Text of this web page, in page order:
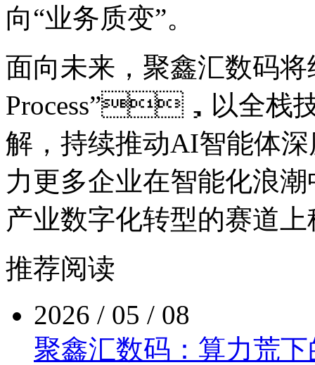
向“业务质变”。
面向未来，聚鑫汇数码
Process”，以全栈
解，持续推动AI智能体
力更多企业在智能化浪潮
产业数字化转型的赛道上
推荐阅读
2026 / 05 / 08
聚鑫汇数码：算力荒